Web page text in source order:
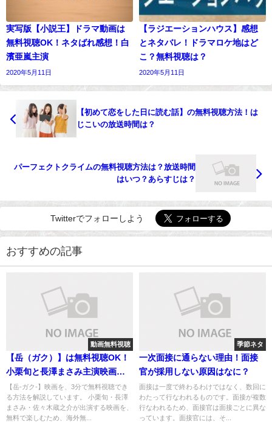
実写版【小説王】ドラマ動画は
無料視聴OK！ネタばれ感想！白
濱亜嵐主演
2020年5月11日
【ラジエーションハウス】感想
とネタバレ！ドラマロケ地はど
こ？無料視聴は？
2020年5月11日
【初めて恋をした日に読む話】の無料視聴方法！は
じこいの放送時間は？
パーフェクトクライムの無料視聴方法は？放送時間
はいつ？あらすじは？
Twitterでフォローしよう
おすすめの記事
動画無料視聴
【岳（ガク）】は無料視聴OK！
小栗旬と長澤まさみ主演映画！
動画は安全に！
【岳-ガク-】映画を、3分で無料視聴でき
る方法を解説しています。 小栗旬・長澤
まさみ・佐々木蔵之介が出演する映画を、
無料で楽しむため、海外無...
季節ネタ
一次面接に通らない理由！面接
官が採用しない原因はなに？
面接は一度で終わるわけではなく、数回に
わたって行なわれるものです。面接が複数
行なわれるため、面接官は面接ごとに異な
っています。面接官には、そ...